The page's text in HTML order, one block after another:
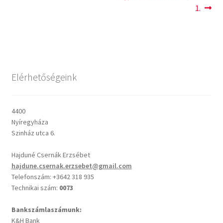
Napi Ige: Evangélikus bibliaolvasó Útmutató
Mindennapi kenyerünk
Alkalmaink
Bemutatkozás
Elérhetőségek
1.
Elérhetőségeink
4400
Nyíregyháza
Szinház utca 6.
Hajduné Csernák Erzsébet
hajdune.csernak.erzsebet@gmail.com
Telefonszám: +3642 318 935
Technikai szám: 0073
Bankszámlaszámunk:
K&H Bank